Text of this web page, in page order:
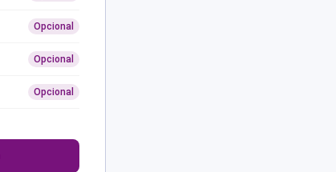
Opcional
Opcional
Opcional